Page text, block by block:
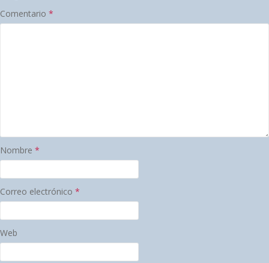
Comentario *
Nombre *
Correo electrónico *
Web